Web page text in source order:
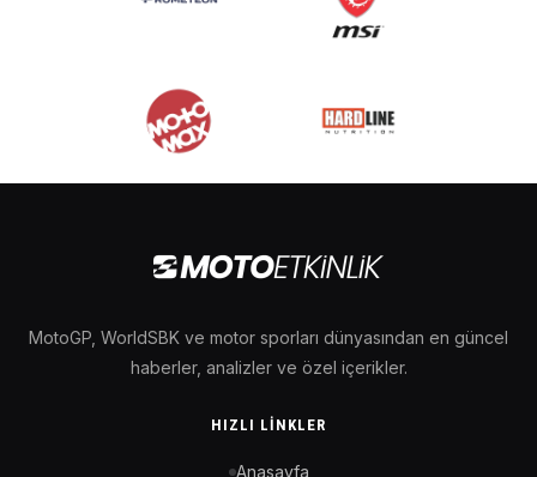
MotoGP, WorldSBK ve motor sporları dünyasından en güncel
haberler, analizler ve özel içerikler.
HIZLI LINKLER
Anasayfa